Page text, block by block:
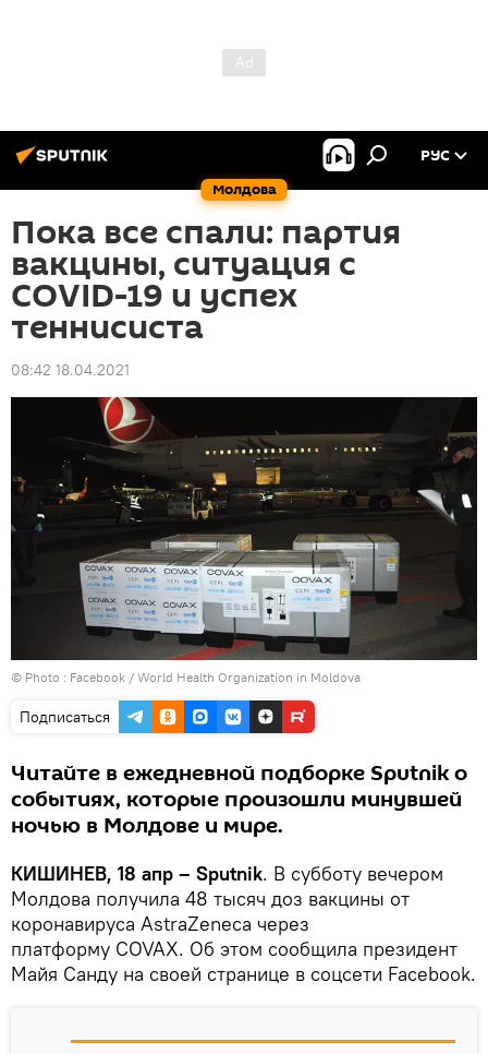
Молдова
РУС
Пока все спали: партия
вакцины, ситуация с
COVID-19 и успех
теннисиста
08:42 18.04.2021
© Photo : Facebook / World Health Organization in Moldova
Подписаться
Читайте в ежедневной подборке Sputnik о
событиях, которые произошли минувшей
ночью в Молдове и мире.
КИШИНЕВ, 18 апр – Sputnik. В субботу вечером
Молдова получила 48 тысяч доз вакцины от
коронавируса AstraZeneca через
платформу COVAX. Об этом сообщила президент
Майя Санду на своей странице в соцсети Facebook.